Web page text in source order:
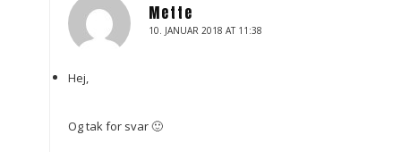
Mette
10. JANUAR 2018 AT 11:38
Hej,
Og tak for svar 🙂